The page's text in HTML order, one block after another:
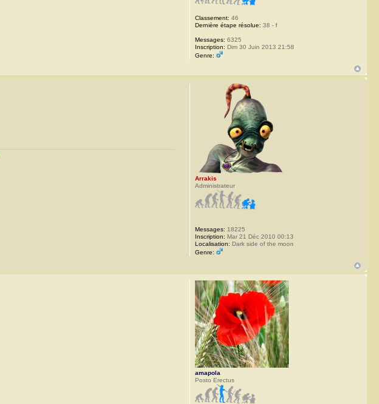
Classement: 46
Dernière étape résolue: 38 - f
Messages: 6325
Inscription: Dim 30 Juin 2013 21:58
Genre:
Arrakis
Administrateur
Messages: 18225
Inscription: Mar 21 Déc 2010 00:13
Localisation: Dark side of the moon
Genre:
amapola
Posto Erectus